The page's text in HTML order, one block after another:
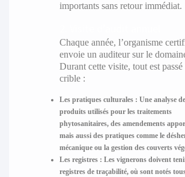
importants sans retour immédiat.
Chaque année, l’organisme
envoie un auditeur sur le
Durant cette visite, tout est passé
crible :
Les pratiques culturales : Une analyse
produits utilisés pour les traitements
phytosanitaires, des amendements
mais aussi des pratiques comme le
mécanique ou la gestion des couverts
Les registres : Les vignerons doivent
registres de traçabilité, où sont notés